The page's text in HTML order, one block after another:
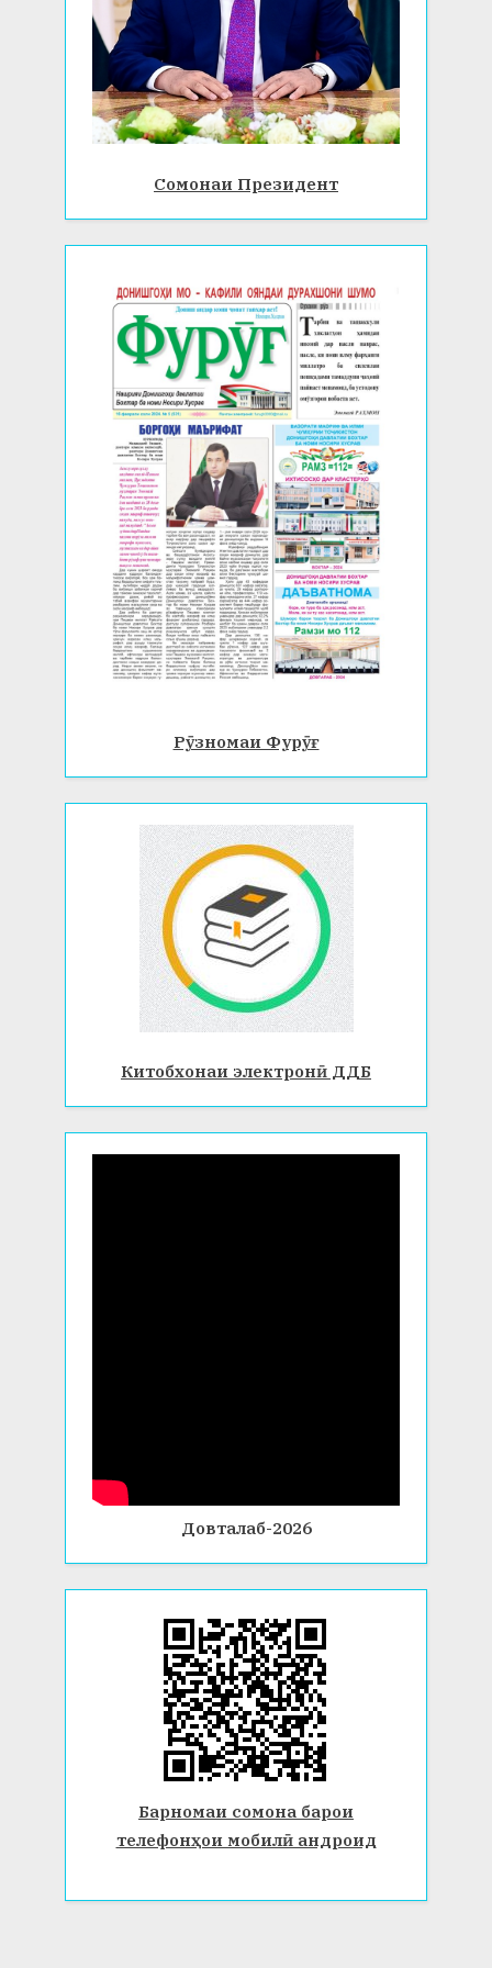
Сомонаи Президент
Рӯзномаи Фурӯғ
Китобхонаи электронӣ ДДБ
Довталаб-2026
Барномаи сомона барои
телефонҳои мобилӣ андроид